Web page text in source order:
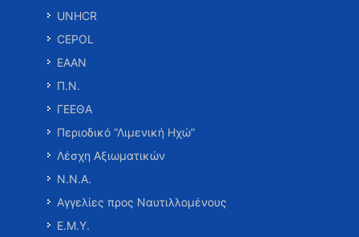
UNHCR
CEPOL
ΕΑΑΝ
Π.Ν.
ΓΕΕΘΑ
Περιοδικό “Λιμενική Ηχώ”
Λέσχη Αξιωματικών
Ν.Ν.Α.
Αγγελίες προς Ναυτιλλομένους
Ε.Μ.Υ.